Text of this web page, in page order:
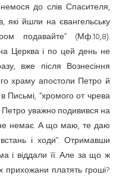
до слів Спасителя,
які йшли на євангельську
подавайте” (Мф.10,8).
Церква і по цей день не
вже після Вознесіння
храму апостоли Петро й
Письмі, “хромого от чрева
уважно подивився на
немає. А що маю, те даю
і ходи”. Отримавши
і віддали її. Але за що ж
прихожани платять гроші?